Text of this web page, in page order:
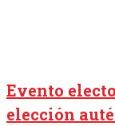
Evento
elección